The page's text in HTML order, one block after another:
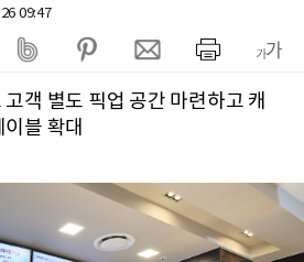
09:47
객 별도 픽업 공간 마련하고 캐
블 확대